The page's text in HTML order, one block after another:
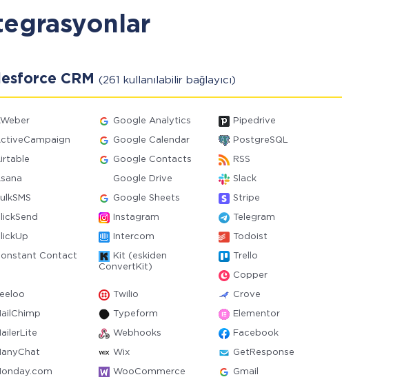
CRM (261 kullanılabilir bağlayıcı)
Google Analytics Pipedrive
Google Calendar PostgreSQL
Google Contacts RSS
Google Drive Slack
Google Sheets Stripe
Instagram Telegram
Intercom Todoist
Contact
Kit (eskiden
ConvertKit)
Trello
Copper
Twilio Crove
Typeform Elementor
Webhooks Facebook
Wix GetResponse
WooCommerce Gmail